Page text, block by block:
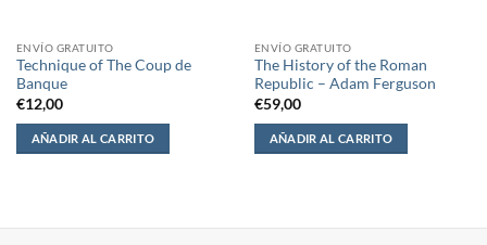
ENVÍO GRATUITO
Technique of The Coup de
Banque
€12,00
AÑADIR AL CARRITO
ENVÍO GRATUITO
The History of the Roman
Republic – Adam Ferguson
€59,00
AÑADIR AL CARRITO